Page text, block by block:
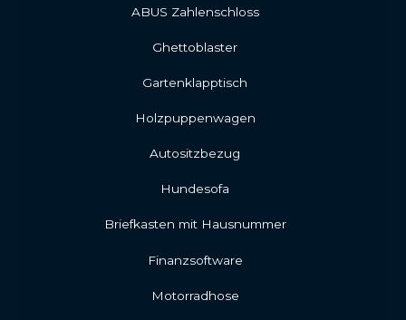
ABUS Zahlenschloss
Ghettoblaster
Gartenklapptisch
Holzpuppenwagen
Autositzbezug
Hundesofa
Briefkasten mit Hausnummer
Finanzsoftware
Motorradhose